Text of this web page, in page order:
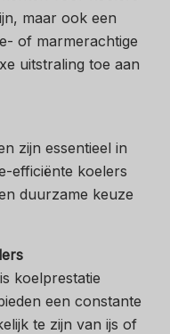
maar ook een
of marmerachtige
uitstraling toe aan
zijn essentieel in
efficiënte koelers
duurzame keuze
koelprestatie
een constante
te zijn van ijs of